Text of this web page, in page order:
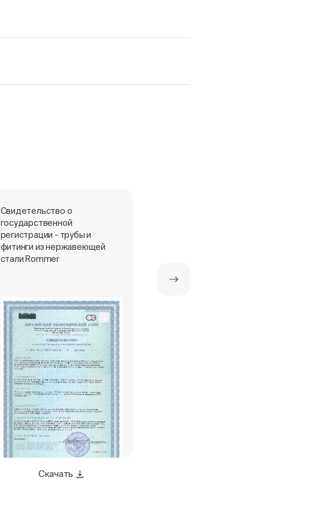
Свидетельство о
государственной
регистрации - трубы и
фитинги из нержавеющей
стали Rommer
Скачать